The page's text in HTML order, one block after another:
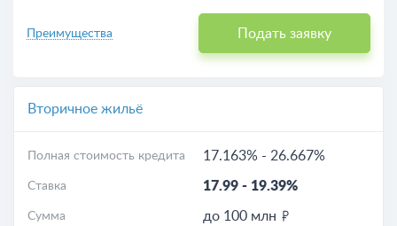
Преимущества Подать заявку
Вторичное жильё
Полная стоимость кредита 17.163% - 26.667%
Ставка 17.99 - 19.39%
Сумма до 100 млн